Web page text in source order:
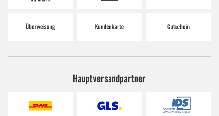
Hauptversandpartner